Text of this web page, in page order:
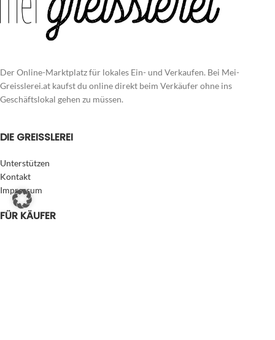
Der Online-Marktplatz für lokales Ein- und Verkaufen. Bei Mei-
Greisslerei.at kaufst du online direkt beim Verkäufer ohne ins
Geschäftslokal gehen zu müssen.
DIE GREISSLEREI
Unterstützen
Kontakt
Impressum
FÜR KÄUFER